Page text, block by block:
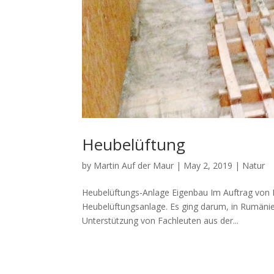
Heubelüftung
by Martin Auf der Maur | May 2, 2019 | Natur
Heubelüftungs-Anlage Eigenbau Im Auftrag
Heubelüftungsanlage. Es ging darum, in
Unterstützung von Fachleuten aus der...